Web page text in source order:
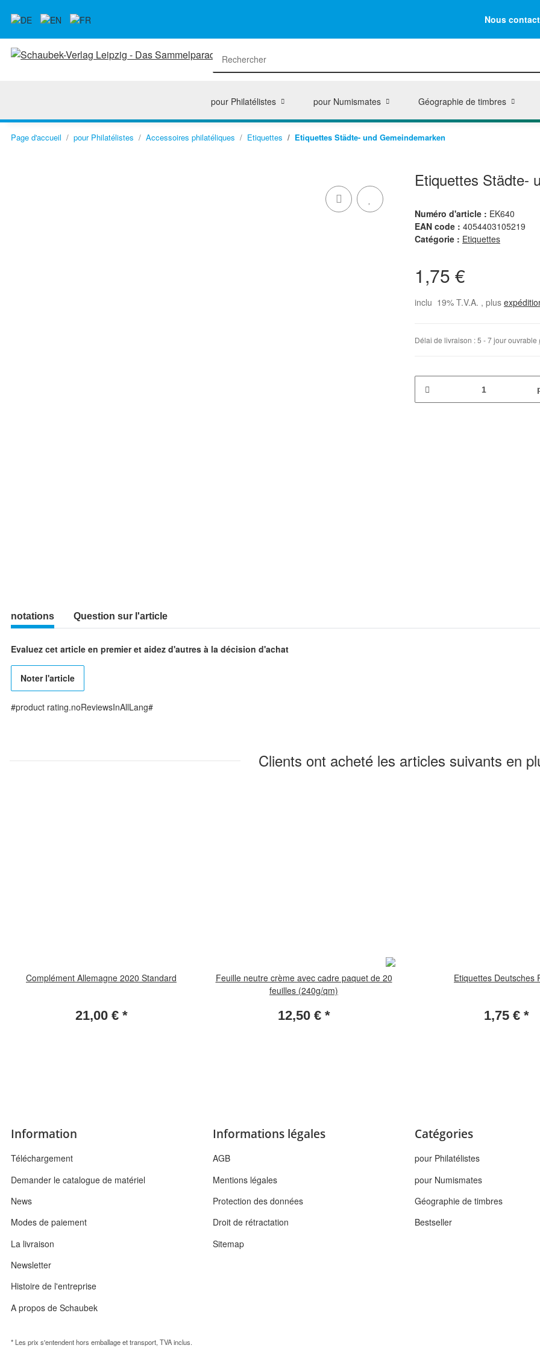
Nous
pour Philatélistes pour Numismates Géographie de timbres
Page d'accueil pour Philatélistes Accessoires philatéliques Etiquettes Etiquettes Städte- und Gemeindemarken
Etiquettes Städte-
Numéro d'article : EK640
EAN code : 4054403105219
Catégorie : Etiquettes
1,75 €
inclu 19% T.V.A. , plus
Délai de livraison :5 - 7 jour ouvrable
notations Question sur l'article
Evaluez cet article en premier et aidez d'autres à la décision d'achat
Noter l'article
#product rating.noReviewsInAllLang#
Clients ont acheté les articles suivants en
Complément Allemagne 2020 Standard
21,00 € *
Feuille neutre crème avec cadre paquet de 20
feuilles (240g/qm)
12,50 € *
Etiquettes Deutsches
1,75 € *
Information
Téléchargement
Demander le catalogue de matériel
News
Modes de paiement
La livraison
Newsletter
Histoire de l'entreprise
A propos de Schaubek
Informations légales
AGB
Mentions légales
Protection des données
Droit de rétractation
Sitemap
Catégories
pour Philatélistes
pour Numismates
Géographie de timbres
Bestseller
* Les prix s'entendent hors emballage et transport, TVA inclus.